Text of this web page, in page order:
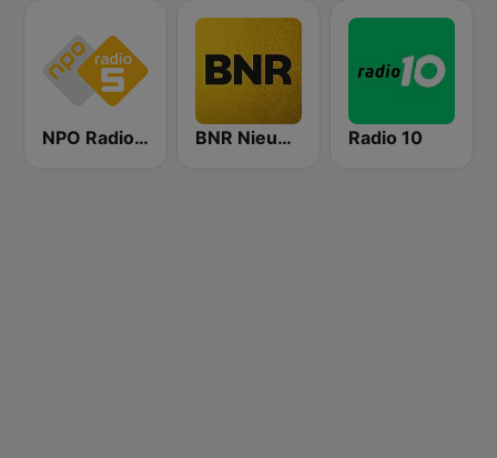
NPO Radio 5 BNR Nieuwsradio Radio 10